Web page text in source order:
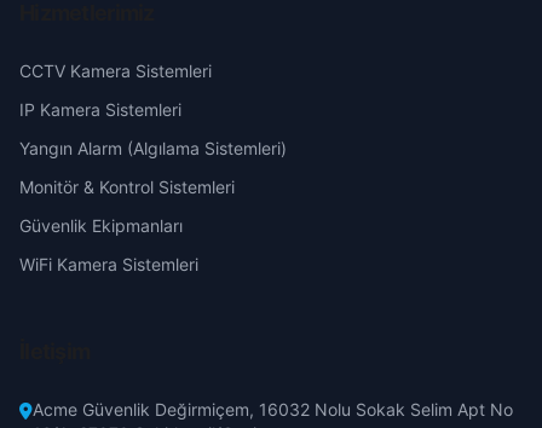
Hakkari
Isparta
İzmir
Demetevler
Dervişler
Fatih
CCTV Kamera Sistemleri
IP Kamera Sistemleri
Yangın Alarm (Algılama Sistemleri)
Monitör & Kontrol Sistemleri
Güvenlik Ekipmanları
WiFi Kamera Sistemleri
Acme Güvenlik Değirmiçem, 16032 Nolu Sokak Selim Apt No